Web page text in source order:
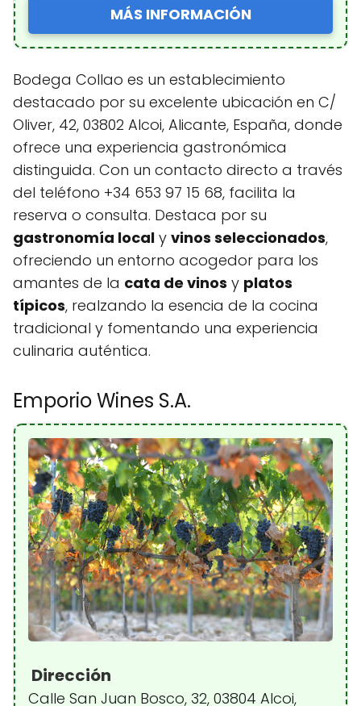
MÁS INFORMACIÓN
Bodega Collao es un establecimiento
destacado por su excelente ubicación en C/
Oliver, 42, 03802 Alcoi, Alicante, España, donde
ofrece una experiencia gastronómica
distinguida. Con un contacto directo a través
del teléfono +34 653 97 15 68, facilita la
reserva o consulta. Destaca por su
gastronomía local y vinos seleccionados,
ofreciendo un entorno acogedor para los
amantes de la cata de vinos y platos
típicos, realzando la esencia de la cocina
tradicional y fomentando una experiencia
culinaria auténtica.
Emporio Wines S.A.
Dirección
Calle San Juan Bosco, 32, 03804 Alcoi,